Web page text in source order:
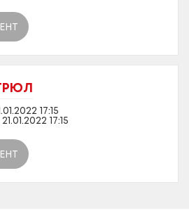
17:15
17:15